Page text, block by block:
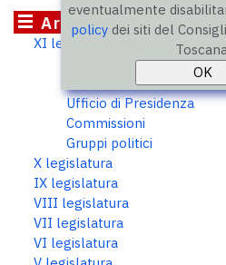
eventualmente
policy dei siti del
Archivio storico
XI legislatura
Consiglieri
Ufficio di Presidenza
Commissioni
Gruppi politici
X legislatura
IX legislatura
VIII legislatura
VII legislatura
VI legislatura